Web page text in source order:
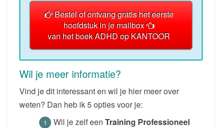
Bestel of ontvang gratis het eerste
hoofdstuk in je mailbox
van het boek ADHD op KANTOOR
Wil je meer informatie?
Vind je dit interessant en wil je hier meer over
weten? Dan heb ik 5 opties voor je:
Wil je zelf een Training Professioneel